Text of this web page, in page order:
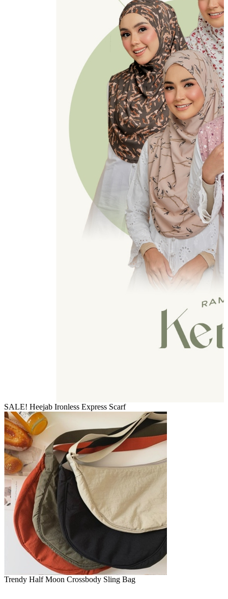
SALE! Heejab Ironless Express Scarf
Trendy Half Moon Crossbody Sling Bag